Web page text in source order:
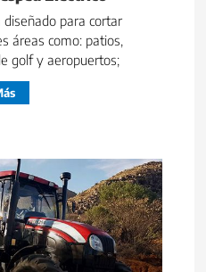
diseñado para cortar
áreas como: patios,
golf y aeropuertos;